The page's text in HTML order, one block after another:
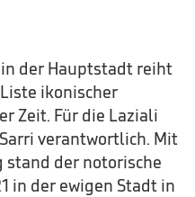
der Hauptstadt reiht
ikonischer
Zeit. Für die Laziali
verantwortlich. Mit
der notorische
in der ewigen Stadt in